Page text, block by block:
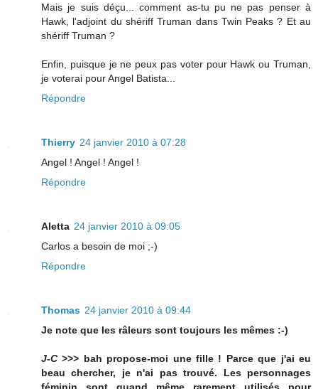
Mais je suis déçu... comment as-tu pu ne pas penser à
Hawk, l'adjoint du shériff Truman dans Twin Peaks ? Et au
shériff Truman ?
Enfin, puisque je ne peux pas voter pour Hawk ou Truman,
je voterai pour Angel Batista...
Répondre
Thierry 24 janvier 2010 à 07:28
Angel ! Angel ! Angel !
Répondre
Aletta 24 janvier 2010 à 09:05
Carlos a besoin de moi ;-)
Répondre
Thomas 24 janvier 2010 à 09:44
Je note que les râleurs sont toujours les mêmes :-)
J-C>>> bah propose-moi une fille ! Parce que j'ai eu
beau chercher, je n'ai pas trouvé. Les personnages
féminin sont quand même rarement utilisés pour